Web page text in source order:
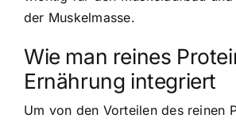
der Muskelmasse.
Wie man reines
Ernährung integriert
Um von den Vorteilen des reinen